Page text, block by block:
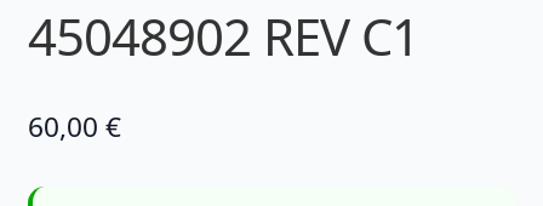
45048902 REV C1
60,00 €